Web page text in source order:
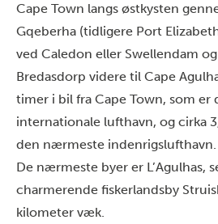
Cape Town langs østkysten
Gqeberha (tidligere Port
ved Caledon eller Swellendam
Bredasdorp videre til Cape
timer i bil fra Cape Town, som
internationale lufthavn, og cirka
den nærmeste indenrigslufthavn.
De nærmeste byer er L’Agulhas,
charmerende fiskerlandsby
kilometer væk.